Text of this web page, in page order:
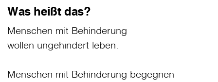
Was heißt das?
Menschen mit Behinderung
wollen ungehindert leben.
Menschen mit Behinderung begegnen